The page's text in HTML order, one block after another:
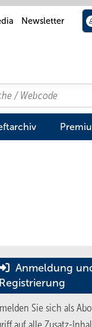
Newsletter
Anmeldung
Registrierung
Sie sich als
auf alle Zusatz-